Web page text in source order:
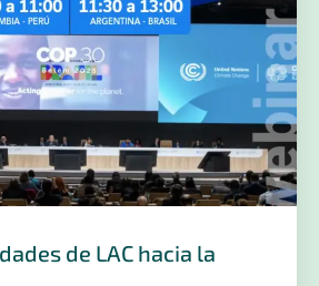
de LAC hacia la